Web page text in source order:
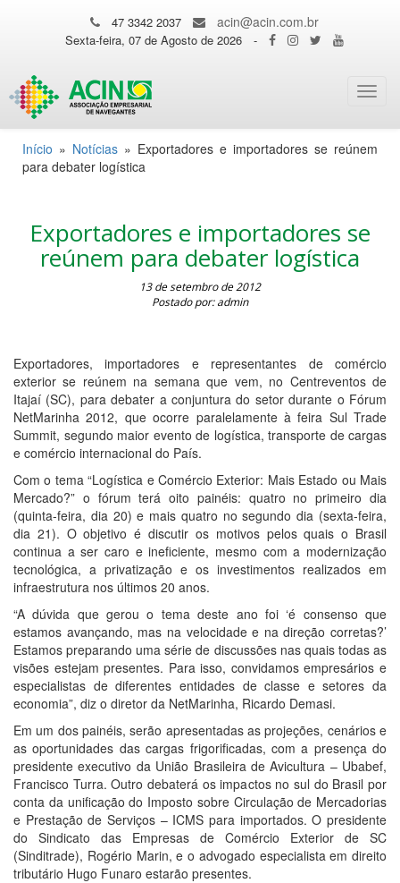
47 3342 2037 acin@acin.com.br
Sexta-feira, 07 de Agosto de 2026 -
Início » Notícias » Exportadores e importadores se reúnem
para debater logística
Exportadores e importadores se
reúnem para debater logística
13 de setembro de 2012
Postado por: admin
Exportadores, importadores e representantes de comércio
exterior se reúnem na semana que vem, no Centreventos de
Itajaí (SC), para debater a conjuntura do setor durante o Fórum
NetMarinha 2012, que ocorre paralelamente à feira Sul Trade
Summit, segundo maior evento de logística, transporte de cargas
e comércio internacional do País.
Com o tema “Logística e Comércio Exterior: Mais Estado ou Mais
Mercado?” o fórum terá oito painéis: quatro no primeiro dia
(quinta-feira, dia 20) e mais quatro no segundo dia (sexta-feira,
dia 21). O objetivo é discutir os motivos pelos quais o Brasil
continua a ser caro e ineficiente, mesmo com a modernização
tecnológica, a privatização e os investimentos realizados em
infraestrutura nos últimos 20 anos.
“A dúvida que gerou o tema deste ano foi ‘é consenso que
estamos avançando, mas na velocidade e na direção corretas?’
Estamos preparando uma série de discussões nas quais todas as
visões estejam presentes. Para isso, convidamos empresários e
especialistas de diferentes entidades de classe e setores da
economia”, diz o diretor da NetMarinha, Ricardo Demasi.
Em um dos painéis, serão apresentadas as projeções, cenários e
as oportunidades das cargas frigorificadas, com a presença do
presidente executivo da União Brasileira de Avicultura – Ubabef,
Francisco Turra. Outro debaterá os impactos no sul do Brasil por
conta da unificação do Imposto sobre Circulação de Mercadorias
e Prestação de Serviços – ICMS para importados. O presidente
do Sindicato das Empresas de Comércio Exterior de SC
(Sinditrade), Rogério Marin, e o advogado especialista em direito
tributário Hugo Funaro estarão presentes.